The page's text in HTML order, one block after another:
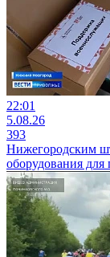
22:01
5.08.26
393
Нижегородским
оборудования